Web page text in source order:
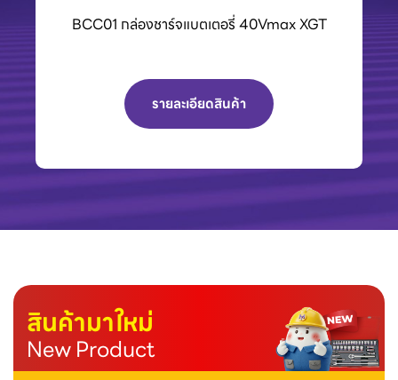
BCC01 กล่องชาร์จแบตเตอรี่ 40Vmax XGT
รายละเอียดสินค้า
สินค้ามาใหม่
New Product